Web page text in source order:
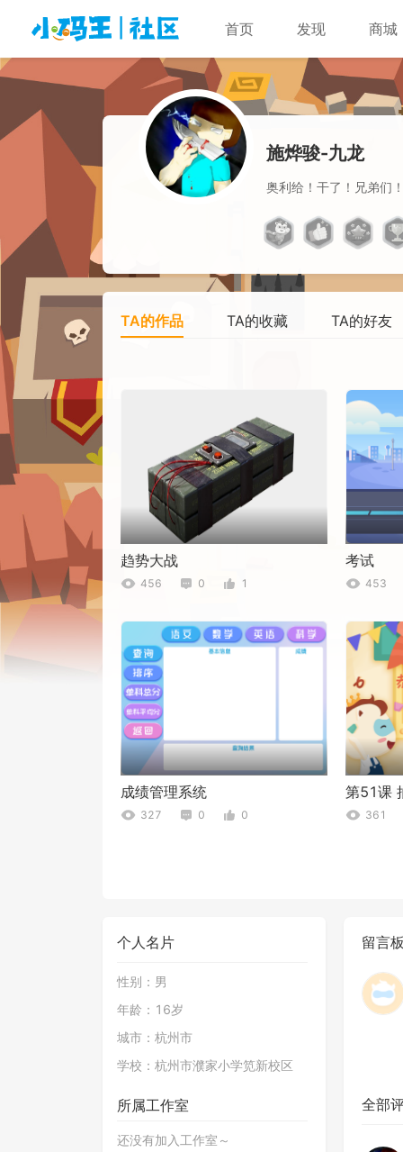
首页 发现 商城
施烨骏-九龙
奥利给！干了！兄弟们
TA的作品 TA的收藏 TA的好友
趋势大战
456 0 1
考试
453
成绩管理系统
327 0 0
第51课
361
277
个人名片
性别： 男
年龄： 16岁
城市： 杭州市
学校： 杭州市濮家小学笕新校区
所属工作室
还没有加入工作室～
留言
全部